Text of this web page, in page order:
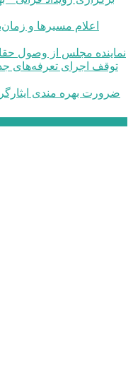
نماینده مجلس از وصول
ضرورت بهره مندی